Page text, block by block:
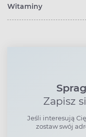
Witaminy
Zapisz
Jeśli interesują
zostaw swój